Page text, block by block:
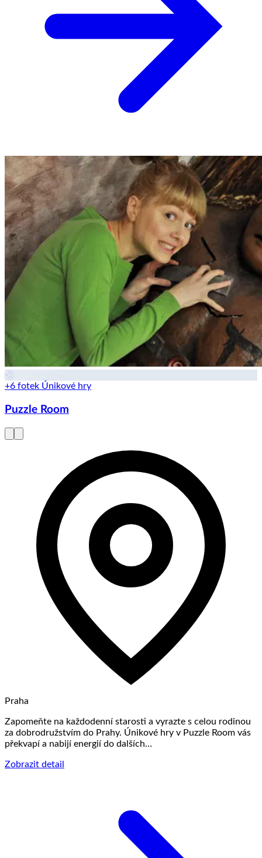
+6 fotek Únikové hry
Puzzle Room
Praha
Zapomeňte na každodenní starosti a vyrazte s celou rodinou
za dobrodružstvím do Prahy. Únikové hry v Puzzle Room vás
překvapí a nabijí energií do dalších…
Zobrazit detail